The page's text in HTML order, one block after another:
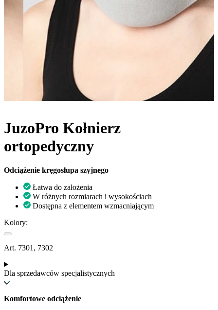
JuzoPro Kołnierz
ortopedyczny
Odciążenie kręgosłupa szyjnego
Łatwa do założenia
W różnych rozmiarach i wysokościach
Dostępna z elementem wzmacniającym
Kolory:
Art. 7301, 7302
Dla sprzedawców specjalistycznych
Komfortowe odciążenie